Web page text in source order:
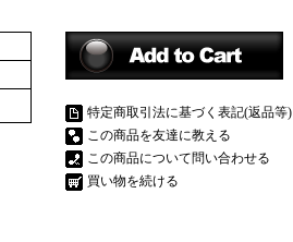
特定商取引法に基づく表記(返品等)
この商品を友達に教える
この商品について問い合わせる
買い物を続ける